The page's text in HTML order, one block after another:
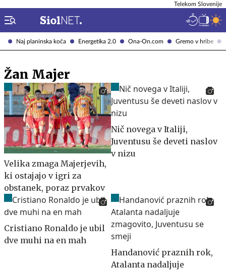
Naj planinska koča Energetika 2.0 Ona-On.com Gremo v hribe
Telekom Slovenije
Žan Majer
Velika zmaga Majerjevih,
ki ostajajo v igri za
obstanek, poraz prvakov
Nič novega v Italiji,
Juventusu še deveti naslov
v nizu
Cristiano Ronaldo je ubil
dve muhi na en mah
Handanović praznih rok,
Atalanta nadaljuje